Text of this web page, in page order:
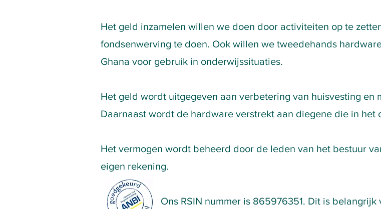
Het geld inzamelen willen we doen door activiteiten op te
fondsenwerving te doen. Ook willen we tweedehands
Ghana voor gebruik in onderwijssituaties.
Het geld wordt uitgegeven aan verbetering van huisvesting en
Daarnaast wordt de hardware verstrekt aan diegene die in het
Het vermogen wordt beheerd door de leden van het bestuur
eigen rekening.
Ons RSIN nummer is 865976351. Dit is belangrijk